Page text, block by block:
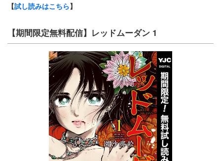
【試し読みはこちら】
【期間限定無料配信】レッドムーダン 1